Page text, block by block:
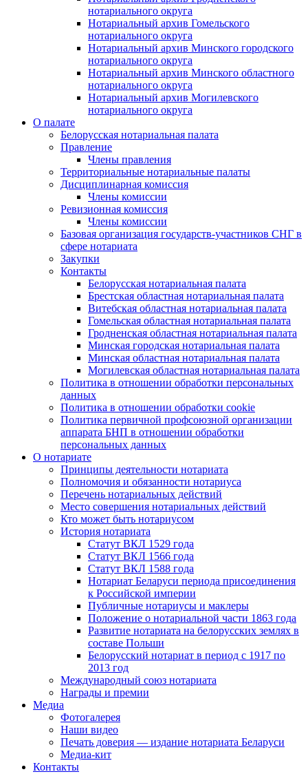
нотариального округа
Нотариальный архив Гомельского
нотариального округа
Нотариальный архив Минского городского
нотариального округа
Нотариальный архив Минского областного
нотариального округа
Нотариальный архив Могилевского
нотариального округа
О палате
Белорусская нотариальная палата
Правление
Члены правления
Территориальные нотариальные палаты
Дисциплинарная комиссия
Члены комиссии
Ревизионная комиссия
Члены комиссии
Базовая организация государств-участников СНГ в
сфере нотариата
Закупки
Контакты
Белорусская нотариальная палата
Брестская областная нотариальная палата
Витебская областная нотариальная палата
Гомельская областная нотариальная палата
Гродненская областная нотариальная палата
Минская городская нотариальная палата
Минская областная нотариальная палата
Могилевская областная нотариальная палата
Политика в отношении обработки персональных
данных
Политика в отношении обработки cookie
Политика первичной профсоюзной организации
аппарата БНП в отношении обработки
персональных данных
О нотариате
Принципы деятельности нотариата
Полномочия и обязанности нотариуса
Перечень нотариальных действий
Место совершения нотариальных действий
Кто может быть нотариусом
История нотариата
Статут ВКЛ 1529 года
Статут ВКЛ 1566 года
Статут ВКЛ 1588 года
Нотариат Беларуси периода присоединения
к Российской империи
Публичные нотариусы и маклеры
Положение о нотариальной части 1863 года
Развитие нотариата на белорусских землях в
составе Польши
Белорусский нотариат в период с 1917 по
2013 год
Международный союз нотариата
Награды и премии
Медиа
Фотогалерея
Наши видео
Печать доверия — издание нотариата Беларуси
Медиа-кит
Контакты